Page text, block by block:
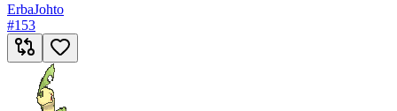
ErbaJohto
#153